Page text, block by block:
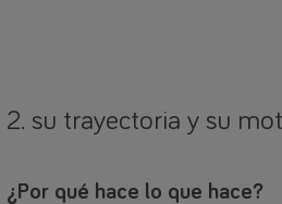
2. su trayectoria y su
¿Por qué hace lo que hace?